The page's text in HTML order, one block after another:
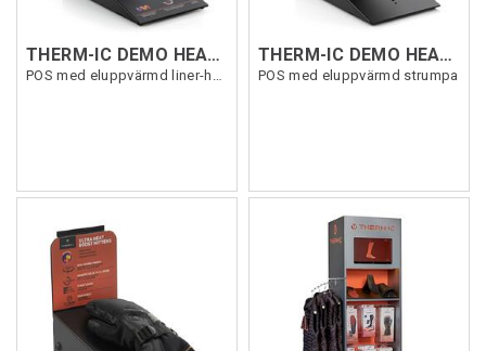
THERM-IC DEMO HEATED THIN ULTRHEAT LINER
POS med eluppvärmd liner-handske
THERM-IC DEMO HEATED SOCK FUSION UNI
POS med eluppvärmd strumpa